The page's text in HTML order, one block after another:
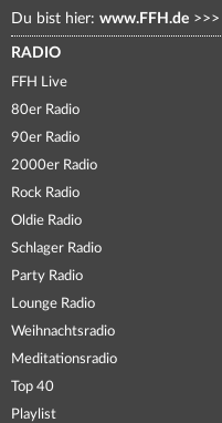
Du bist hier: www.FFH.de >>>
RADIO
FFH Live
80er Radio
90er Radio
2000er Radio
Rock Radio
Oldie Radio
Schlager Radio
Party Radio
Lounge Radio
Weihnachtsradio
Meditationsradio
Top 40
Playlist